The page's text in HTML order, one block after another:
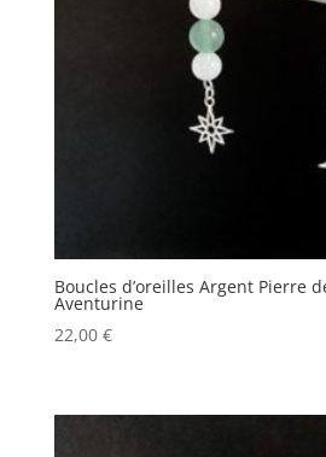
Boucles d’oreilles Argent Pierre
Aventurine
22,00 €